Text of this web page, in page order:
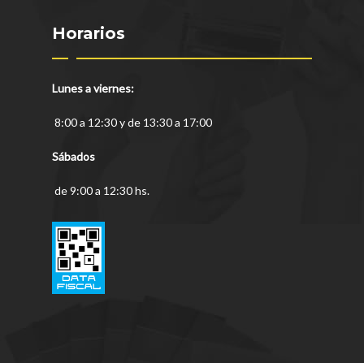
Horarios
Lunes a viernes:
8:00 a 12:30 y de 13:30 a 17:00
Sábados
de 9:00 a 12:30 hs.